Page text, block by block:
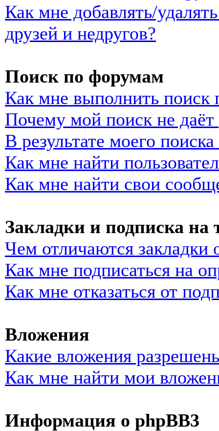
Как мне добавлять/
друзей и недругов?
Поиск по форумам
Как мне выполнить
Почему мой поиск не даёт
В результате моего
Как мне найти
Как мне найти свои
Закладки и подписка на
Чем отличаются закладки
Как мне подписаться на
Как мне отказаться от
Вложения
Какие вложения
Как мне найти мои
Информация о phpBB3